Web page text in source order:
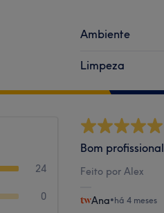
Ambiente
Limpeza
24
0
Bom profissional
Feito por Alex
Ana•há 4 meses